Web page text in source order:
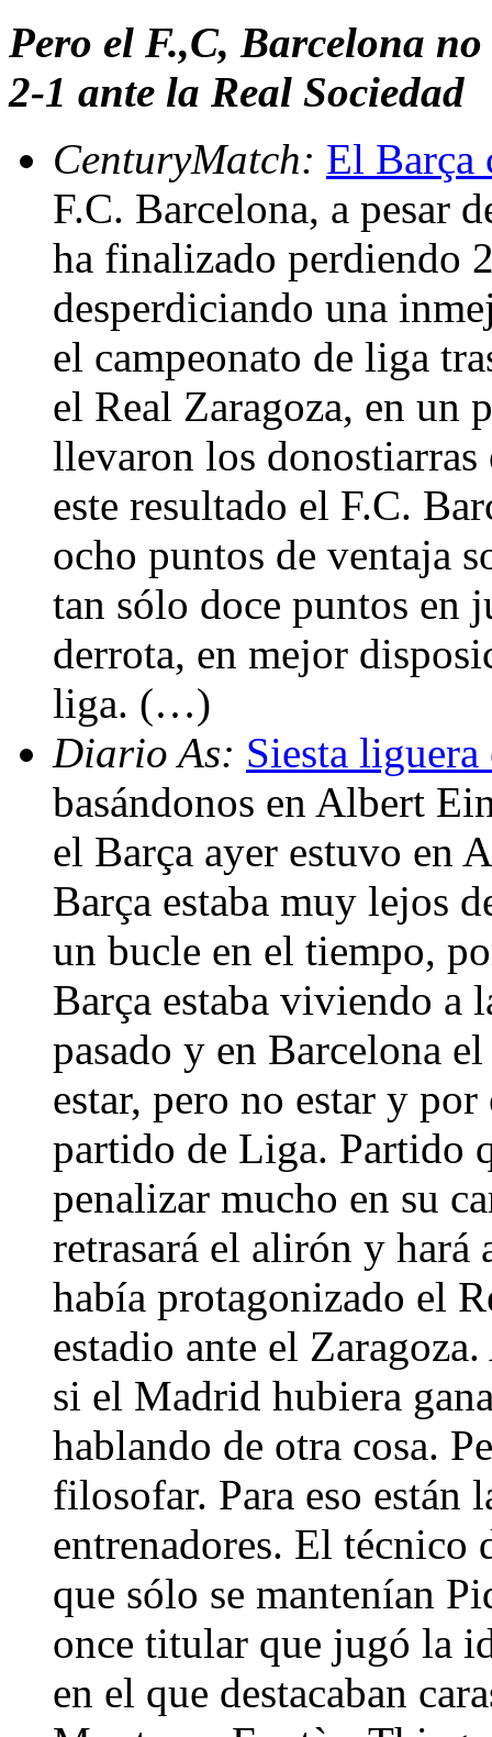
Pero el F.,C, Barcelona
2-1 ante la Real Sociedad
CenturyMatch: El Barça
F.C. Barcelona, a pesar
ha finalizado perdiendo
desperdiciando una
el campeonato de liga
el Real Zaragoza, en un
llevaron los
este resultado el F.C.
ocho puntos de ventaja
tan sólo doce puntos en
derrota, en mejor
liga. (…)
Diario As: Siesta liguera
basándonos en Albert
el Barça ayer estuvo en
Barça estaba muy lejos
un bucle en el tiempo,
Barça estaba viviendo a
pasado y en Barcelona
estar, pero no estar y
partido de Liga. Partido
penalizar mucho en su
retrasará el alirón y hará
había protagonizado el
estadio ante el
si el Madrid hubiera
hablando de otra cosa.
filosofar. Para eso están
entrenadores. El técnico
que sólo se mantenían
once titular que jugó la
en el que destacaban